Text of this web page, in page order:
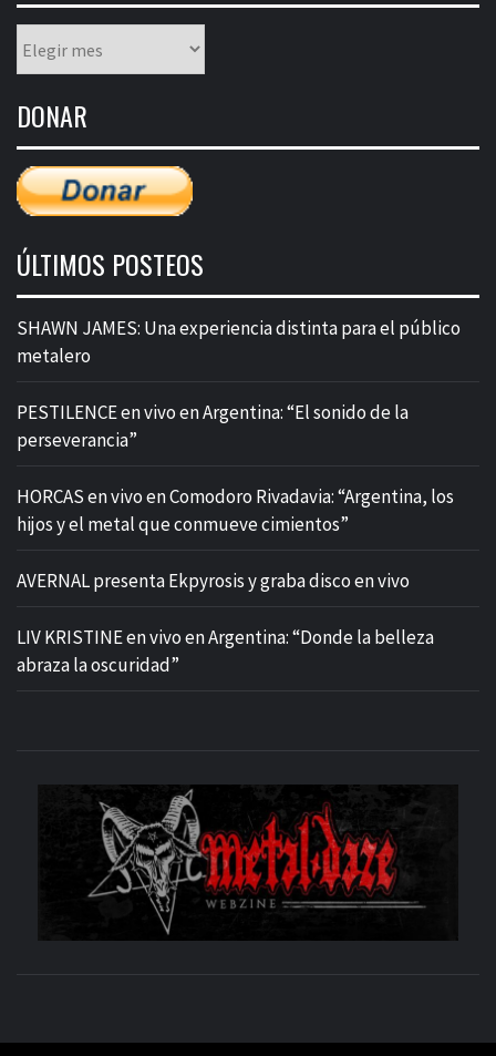
mensual
entradas
DONAR
ÚLTIMOS POSTEOS
SHAWN JAMES: Una experiencia distinta para el público
metalero
PESTILENCE en vivo en Argentina: “El sonido de la
perseverancia”
HORCAS en vivo en Comodoro Rivadavia: “Argentina, los
hijos y el metal que conmueve cimientos”
AVERNAL presenta Ekpyrosis y graba disco en vivo
LIV KRISTINE en vivo en Argentina: “Donde la belleza
abraza la oscuridad”